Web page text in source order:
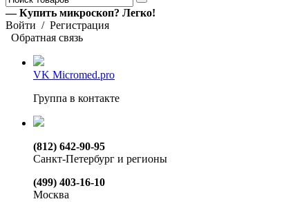
— Купить микроскоп? Легко!
Войти / Регистрация
Обратная связь
VK Micromed.pro
Группа в контакте
(812) 642-90-95
Санкт-Петербург и регионы
(499) 403-16-10
Москва